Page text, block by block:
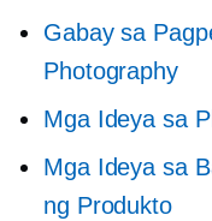
Gabay sa
Photography
Mga Ideya sa
Mga Ideya sa
ng Produkto